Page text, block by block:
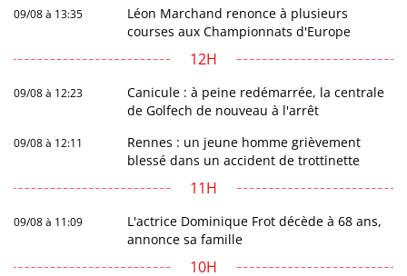
09/08 à 13:35
Léon Marchand renonce à plusieurs
courses aux Championnats d'Europe
12H
09/08 à 12:23
Canicule : à peine redémarrée, la centrale
de Golfech de nouveau à l'arrêt
09/08 à 12:11
Rennes : un jeune homme grièvement
blessé dans un accident de trottinette
11H
09/08 à 11:09
L'actrice Dominique Frot décède à 68 ans,
annonce sa famille
10H